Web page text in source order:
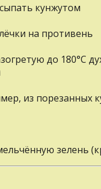
кунжутом
на противень
до 180°С
из порезанных
зелень